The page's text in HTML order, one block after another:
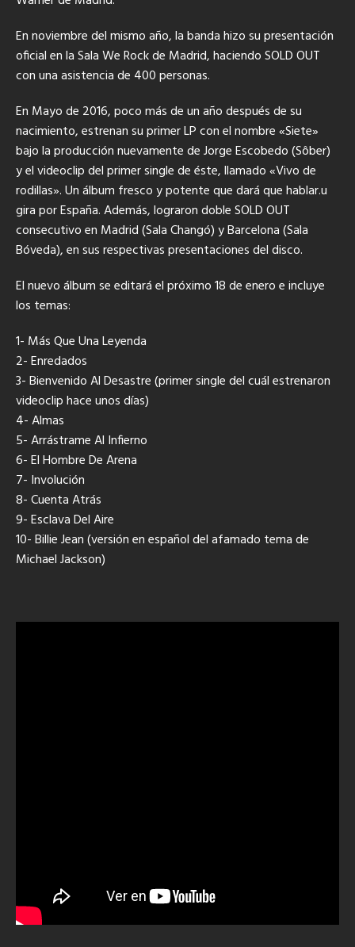
En noviembre del mismo año, la banda hizo su presentación
oficial en la Sala We Rock de Madrid, haciendo SOLD OUT
con una asistencia de 400 personas.
En Mayo de 2016, poco más de un año después de su
nacimiento, estrenan su primer LP con el nombre «Siete»
bajo la producción nuevamente de Jorge Escobedo (Sôber)
y el videoclip del primer single de éste, llamado «Vivo de
rodillas». Un álbum fresco y potente que dará que hablar.u
gira por España. Además, lograron doble SOLD OUT
consecutivo en Madrid (Sala Changó) y Barcelona (Sala
Bóveda), en sus respectivas presentaciones del disco.
El nuevo álbum se editará el próximo 18 de enero e incluye
los temas:
1- Más Que Una Leyenda
2- Enredados
3- Bienvenido Al Desastre (primer single del cuál estrenaron
videoclip hace unos días)
4- Almas
5- Arrástrame Al Infierno
6- El Hombre De Arena
7- Involución
8- Cuenta Atrás
9- Esclava Del Aire
10- Billie Jean (versión en español del afamado tema de
Michael Jackson)